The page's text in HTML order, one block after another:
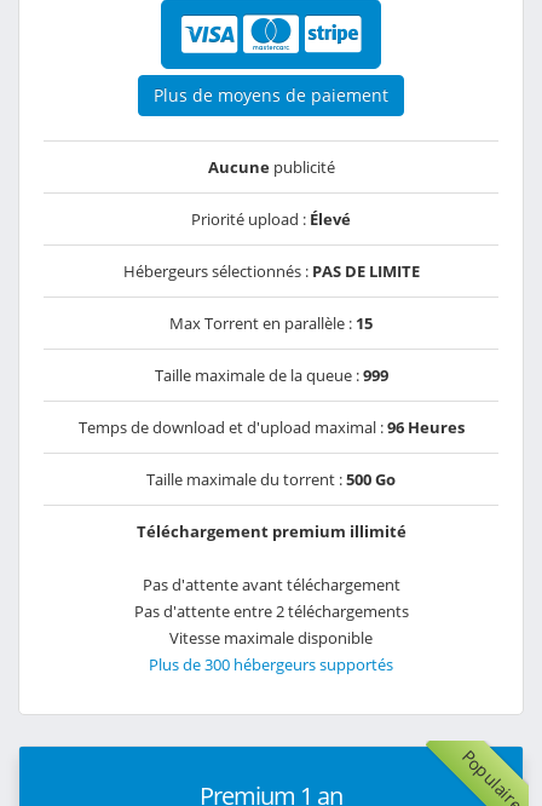
Plus de moyens de paiement
Aucunepublicité
Priorité upload : Élevé
Hébergeurs sélectionnés : PAS DE LIMITE
Max Torrent en parallèle : 15
Taille maximale de la queue :999
Temps de download et d'upload maximal :96 Heures
Taille maximale du torrent :500 Go
Téléchargement premium illimité
Pas d'attente avant téléchargement
Pas d'attente entre 2 téléchargements
Vitesse maximale disponible
Plus de 300 hébergeurs supportés
Populaire
Premium 1 an